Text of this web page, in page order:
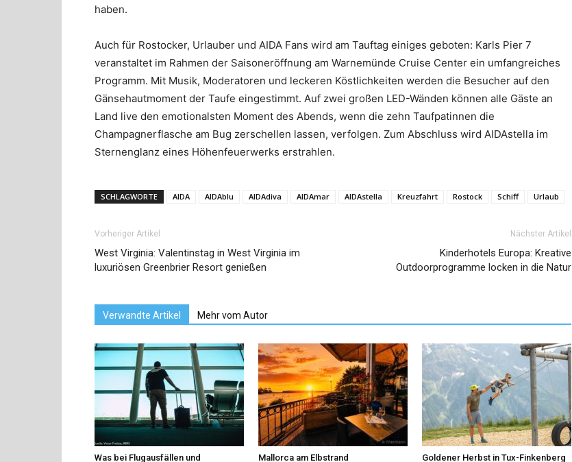
haben.
Auch für Rostocker, Urlauber und AIDA Fans wird am Tauftag einiges geboten: Karls Pier 7
veranstaltet im Rahmen der Saisoneröffnung am Warnemünde Cruise Center ein umfangreiches
Programm. Mit Musik, Moderatoren und leckeren Köstlichkeiten werden die Besucher auf den
Gänsehautmoment der Taufe eingestimmt. Auf zwei großen LED-Wänden können alle Gäste an
Land live den emotionalsten Moment des Abends, wenn die zehn Taufpatinnen die
Champagnerflasche am Bug zerschellen lassen, verfolgen. Zum Abschluss wird AIDAstella im
Sternenglanz eines Höhenfeuerwerks erstrahlen.
SCHLAGWORTE AIDA AIDAblu AIDAdiva AIDAmar AIDAstella Kreuzfahrt Rostock Schiff Urlaub
Vorheriger Artikel
West Virginia: Valentinstag in West Virginia im
luxuriösen Greenbrier Resort genießen
Nächster Artikel
Kinderhotels Europa: Kreative
Outdoorprogramme locken in die Natur
Verwandte Artikel Mehr vom Autor
Was bei Flugausfällen und Mallorca am Elbstrand Goldener Herbst in Tux-Finkenberg